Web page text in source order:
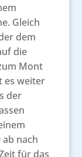
Gleich
dem
die
Mont
es weiter
der
nach
für das